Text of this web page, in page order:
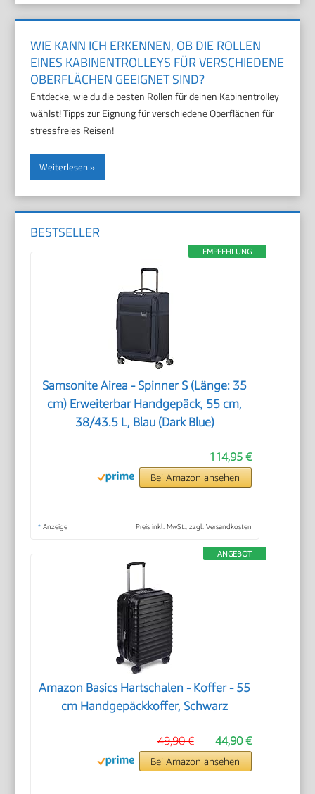
WIE KANN ICH ERKENNEN, OB DIE ROLLEN
EINES KABINENTROLLEYS FÜR VERSCHIEDENE
OBERFLÄCHEN GEEIGNET SIND?
Entdecke, wie du die besten Rollen für deinen Kabinentrolley
wählst! Tipps zur Eignung für verschiedene Oberflächen für
stressfreies Reisen!
Weiterlesen
BESTSELLER
EMPFEHLUNG
Samsonite Airea - Spinner S (Länge: 35
cm) Erweiterbar Handgepäck, 55 cm,
38/43.5 L, Blau (Dark Blue)
114,95 €
Bei Amazon ansehen
* Anzeige Preis inkl. MwSt., zzgl. Versandkosten
ANGEBOT
Amazon Basics Hartschalen - Koffer - 55
cm Handgepäckkoffer, Schwarz
44,90 €
49,90 €
Bei Amazon ansehen